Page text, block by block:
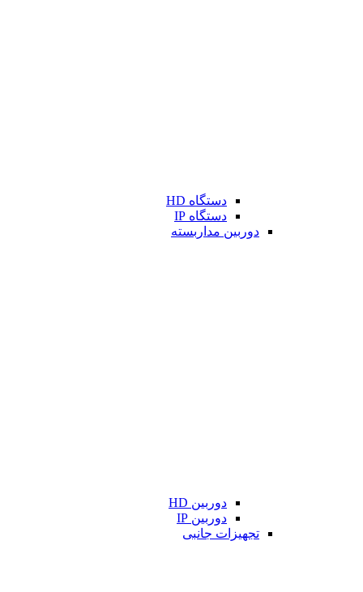
دستگاه HD
دستگاه IP
دوربین مداربسته
دوربین HD
دوربین IP
تجهیزات جانبی